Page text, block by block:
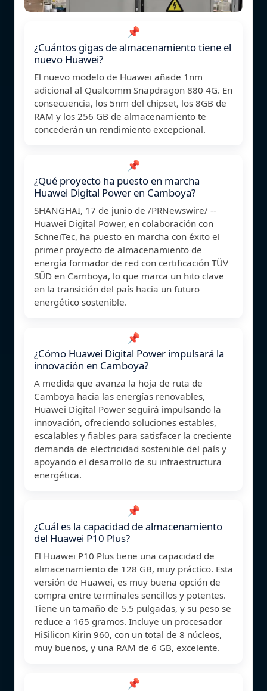
📌
¿Cuántos gigas de almacenamiento tiene el
nuevo Huawei?
El nuevo modelo de Huawei añade 1nm
adicional al Qualcomm Snapdragon 880 4G. En
consecuencia, los 5nm del chipset, los 8GB de
RAM y los 256 GB de almacenamiento te
concederán un rendimiento excepcional.
📌
¿Qué proyecto ha puesto en marcha
Huawei Digital Power en Camboya?
SHANGHAI, 17 de junio de /PRNewswire/ --
Huawei Digital Power, en colaboración con
SchneiTec, ha puesto en marcha con éxito el
primer proyecto de almacenamiento de
energía formador de red con certificación TÜV
SÜD en Camboya, lo que marca un hito clave
en la transición del país hacia un futuro
energético sostenible.
📌
¿Cómo Huawei Digital Power impulsará la
innovación en Camboya?
A medida que avanza la hoja de ruta de
Camboya hacia las energías renovables,
Huawei Digital Power seguirá impulsando la
innovación, ofreciendo soluciones estables,
escalables y fiables para satisfacer la creciente
demanda de electricidad sostenible del país y
apoyando el desarrollo de su infraestructura
energética.
📌
¿Cuál es la capacidad de almacenamiento
del Huawei P10 Plus?
El Huawei P10 Plus tiene una capacidad de
almacenamiento de 128 GB, muy práctico. Esta
versión de Huawei, es muy buena opción de
compra entre terminales sencillos y potentes.
Tiene un tamaño de 5.5 pulgadas, y su peso se
reduce a 165 gramos. Incluye un procesador
HiSilicon Kirin 960, con un total de 8 núcleos,
muy buenos, y una RAM de 6 GB, excelente.
📌